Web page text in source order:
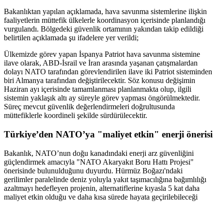
Bakanlıktan yapılan açıklamada, hava savunma sistemlerine ilişkin
faaliyetlerin müttefik ülkelerle koordinasyon içerisinde planlandığı
vurgulandı. Bölgedeki güvenlik ortamının yakından takip edildiği
belirtilen açıklamada şu ifadelere yer verildi;
Ülkemizde görev yapan İspanya Patriot hava savunma sistemine
ilave olarak, ABD-İsrail ve İran arasında yaşanan çatışmalardan
dolayı NATO tarafından görevlendirilen ilave iki Patriot sisteminden
biri Almanya tarafından değiştirilecektir. Söz konusu değişimin
Haziran ayı içerisinde tamamlanması planlanmakta olup, ilgili
sistemin yaklaşık altı ay süreyle görev yapması öngörülmektedir.
Süreç mevcut güvenlik değerlendirmeleri doğrultusunda
müttefiklerle koordineli şekilde sürdürülecektir.
Türkiye’den NATO’ya "maliyet etkin" enerji önerisi
Bakanlık, NATO’nun doğu kanadındaki enerji arz güvenliğini
güçlendirmek amacıyla "NATO Akaryakıt Boru Hattı Projesi"
önerisinde bulunulduğunu duyurdu. Hürmüz Boğazı'ndaki
gerilimler paralelinde deniz yoluyla yakıt taşımacılığına bağımlılığı
azaltmayı hedefleyen projenin, alternatiflerine kıyasla 5 kat daha
maliyet etkin olduğu ve daha kısa sürede hayata geçirilebileceği